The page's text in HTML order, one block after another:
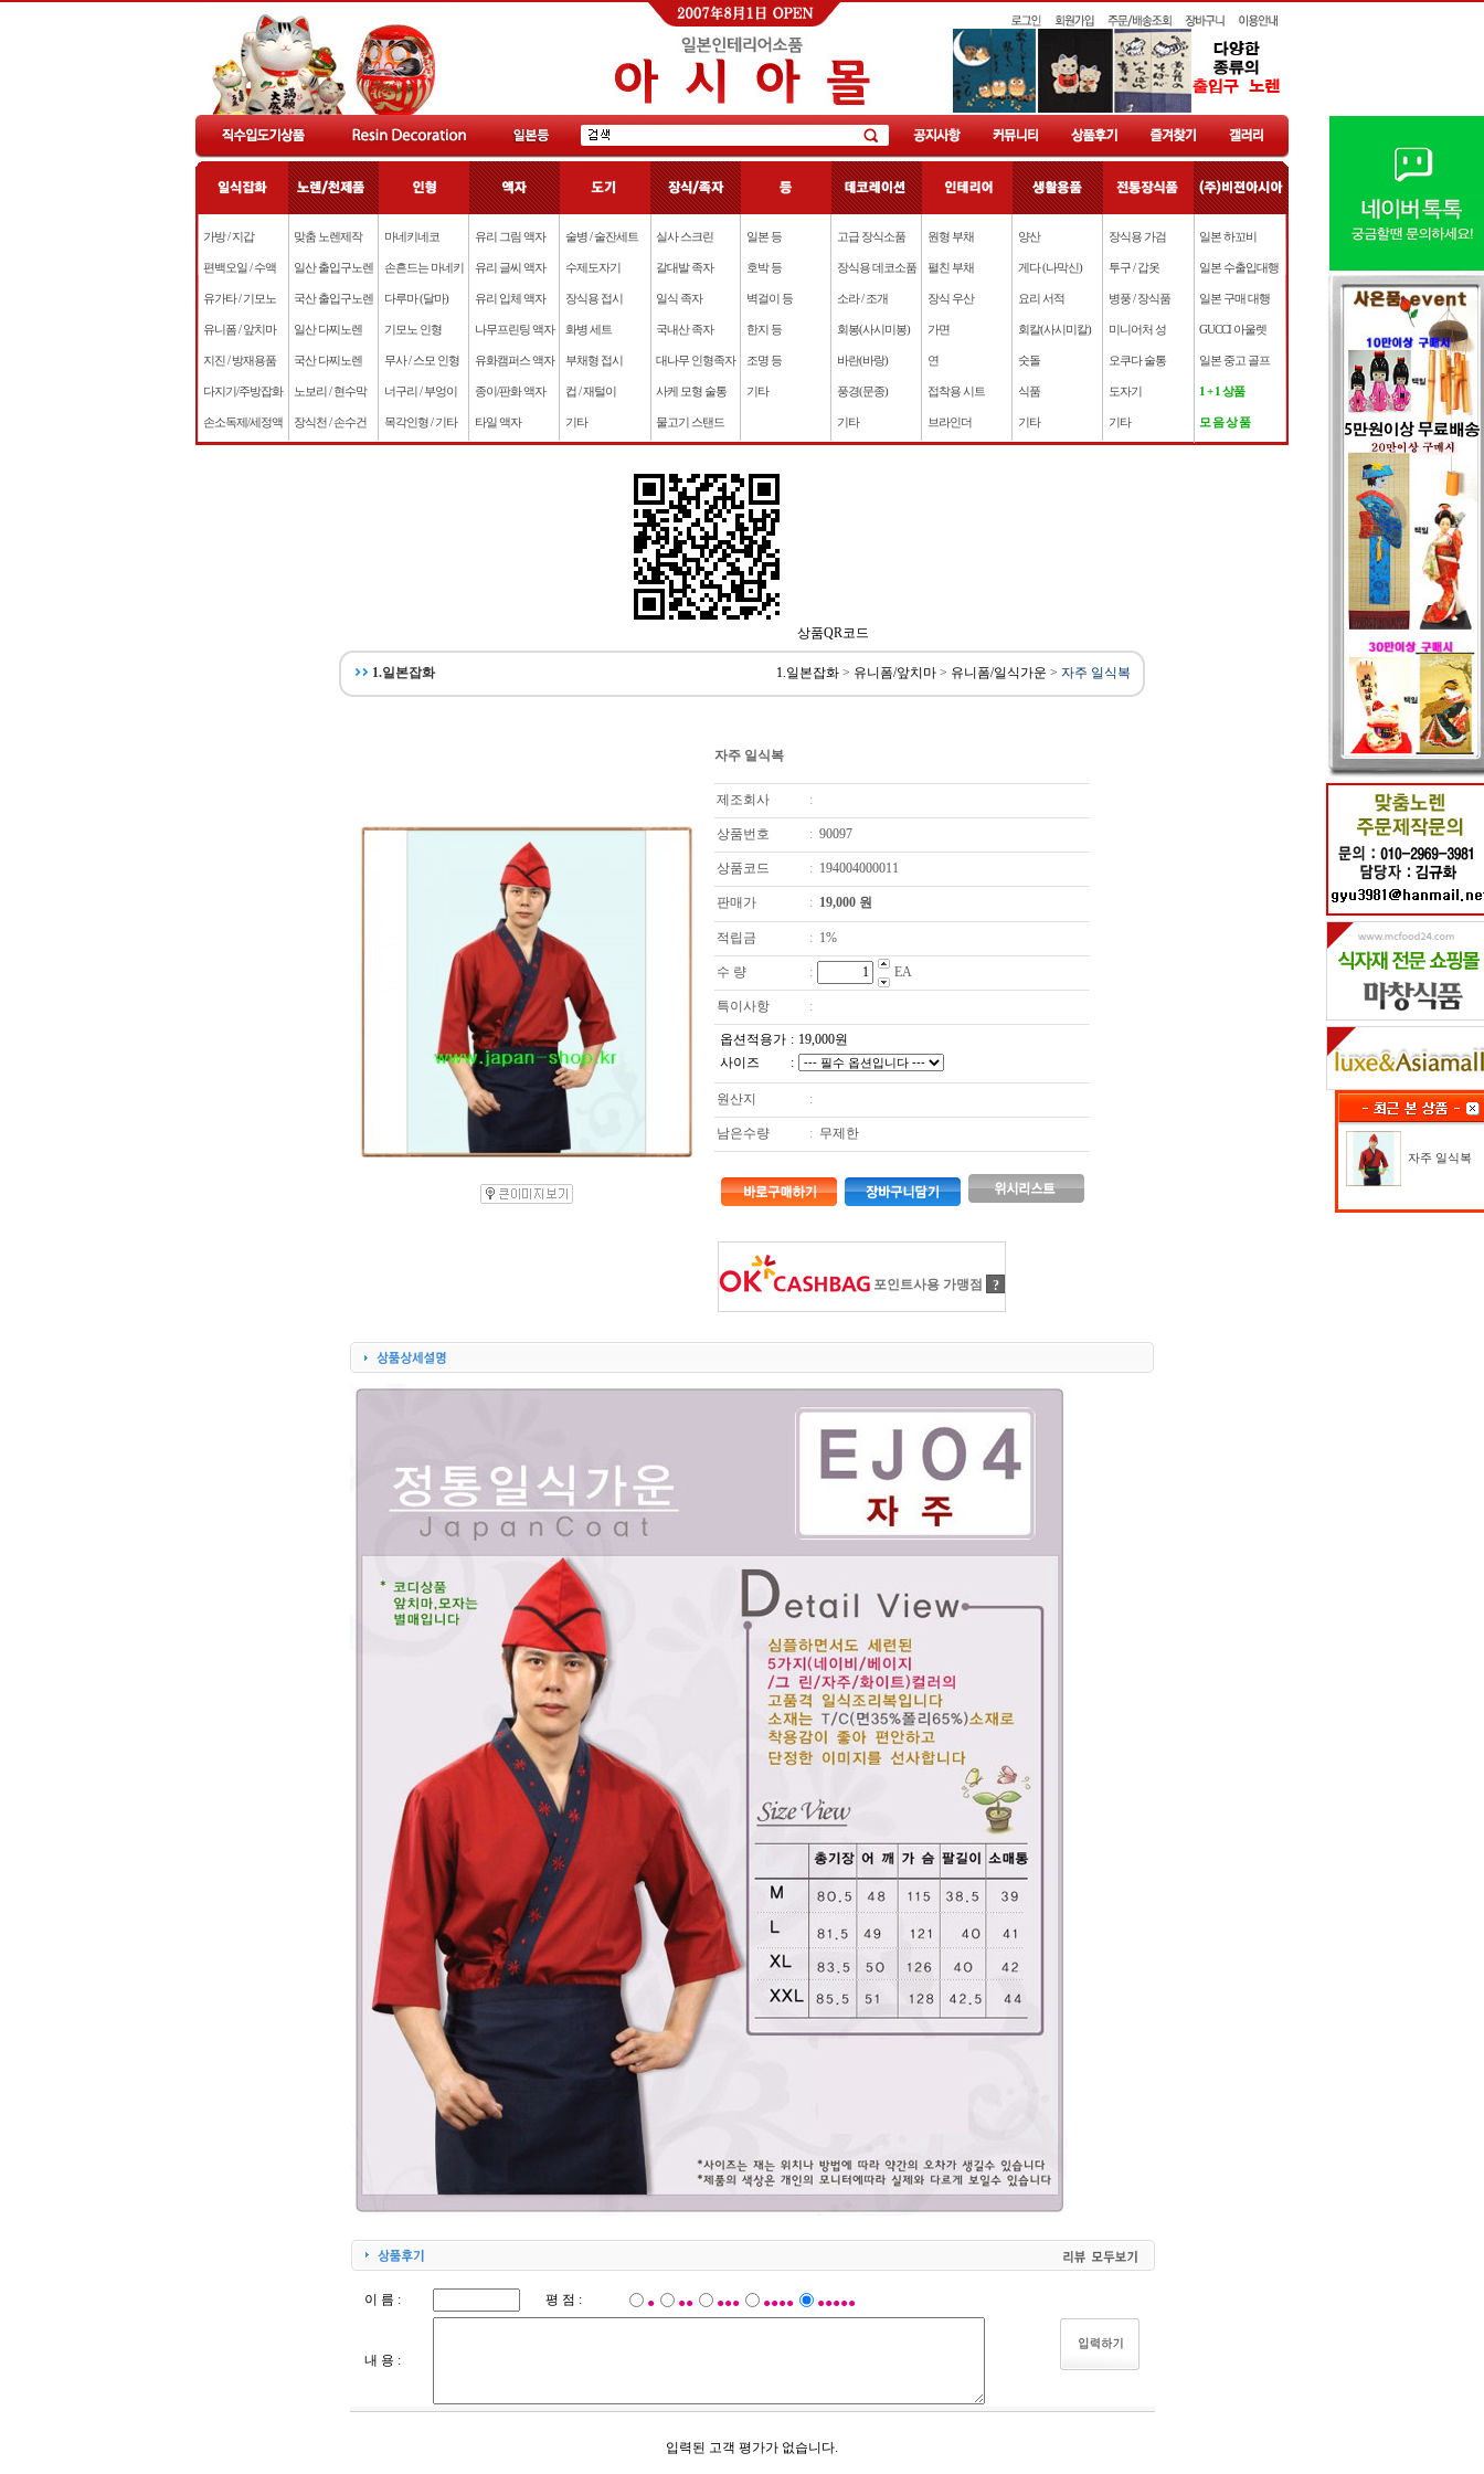
가방 / 지갑
편백오일 / 수액
유가타 / 기모노
유니폼 / 앞치마
지진 / 방재용품
다지기/주방잡화
손소독제/세정액
맞춤 노렌제작
일산 출입구노렌
국산 출입구노렌
일산 다찌노렌
국산 다찌노렌
노보리 / 현수막
장식천 / 손수건
마네키네코
손흔드는 마네키
다루마 (달마)
기모노 인형
무사 / 스모 인형
너구리 / 부엉이
목각인형 / 기타
유리 그림 액자
유리 글씨 액자
유리 입체 액자
나무프린팅 액자
유화캠퍼스 액자
종이/판화 액자
타일 액자
술병 / 술잔세트
수제도자기
장식용 접시
화병 세트
부채형 접시
컵 / 재털이
기타
실사 스크린
갈대발 족자
일식 족자
국내산 족자
대나무 인형족자
사케 모형 술통
물고기 스탠드
일본 등
호박 등
벽걸이 등
한지 등
조명 등
기타
고급 장식소품
장식용 데코소품
소라 / 조개
회봉(사시미봉)
바란(바랑)
풍경(문종)
기타
원형 부채
펼친 부채
장식 우산
가면
연
접착용 시트
브라인더
양산
게다 (나막신)
요리 서적
회칼(사시미칼)
숫돌
식품
기타
장식용 가검
투구 / 갑옷
병풍 / 장식품
미니어처 성
오쿠다 술통
도자기
기타
일본 하꼬비
일본 수출입대행
일본 구매 대행
GUCCI 아울렛
일본 중고 골프
1 + 1 상품
모 음 상 품
상품QR코드
1.일본잡화 1.일본잡화 > 유니폼/앞치마 > 유니폼/일식가운 > 자주 일식복
자주 일식복
제조회사 :
상품번호 : 90097
상품코드 : 194004000011
판매가 : 19,000 원
적립금 : 1%
수 량 : EA
특이사항 :
옵션적용가 : 19,000원
사이즈
:
원산지 :
남은수량 : 무제한
포인트사용 가맹점 ?
이 름 : 평 점 : ● ●● ●●● ●●●● ●●●●●
내 용 :
입력된 고객 평가가 없습니다.
자주 일식복